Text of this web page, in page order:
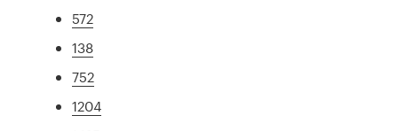
572
138
752
1204